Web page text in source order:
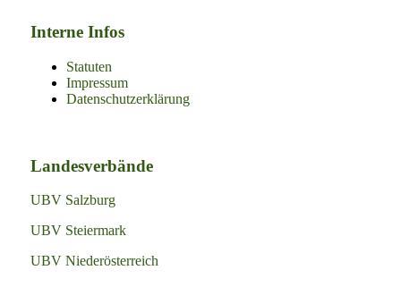
Interne Infos
Statuten
Impressum
Datenschutzerklärung
Landesverbände
UBV Salzburg
UBV Steiermark
UBV Niederösterreich